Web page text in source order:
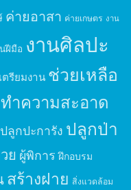
ค่ายอาสา ค่ายเกษตร งาน
ฝีมือ งานศิลปะ
ตรียมงาน ช่วยเหลือ
ทำความสะอาด
ปลูกปะการัง ปลูกป่า
ย ผู้พิการ ฝึกอบรม
สร้างฝาย สิ่งแวดล้อม